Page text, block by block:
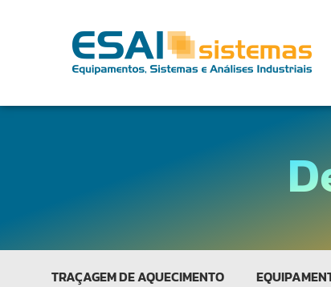
TRAÇAGEM DE AQUECIMENTO